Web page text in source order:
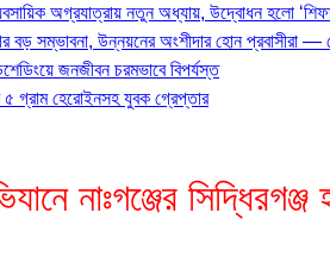
অগ্রযাত্রায় নতুন অধ্যায়, উদ্বোধন হলো ‘শিফা
বড় সম্ভাবনা, উন্নয়নের অংশীদার হোন প্রবাসীরা —
জনজীবন চরমভাবে বিপর্যস্ত
৫ গ্রাম হেরোইনসহ যুবক গ্রেপ্তার
নাঃগঞ্জের